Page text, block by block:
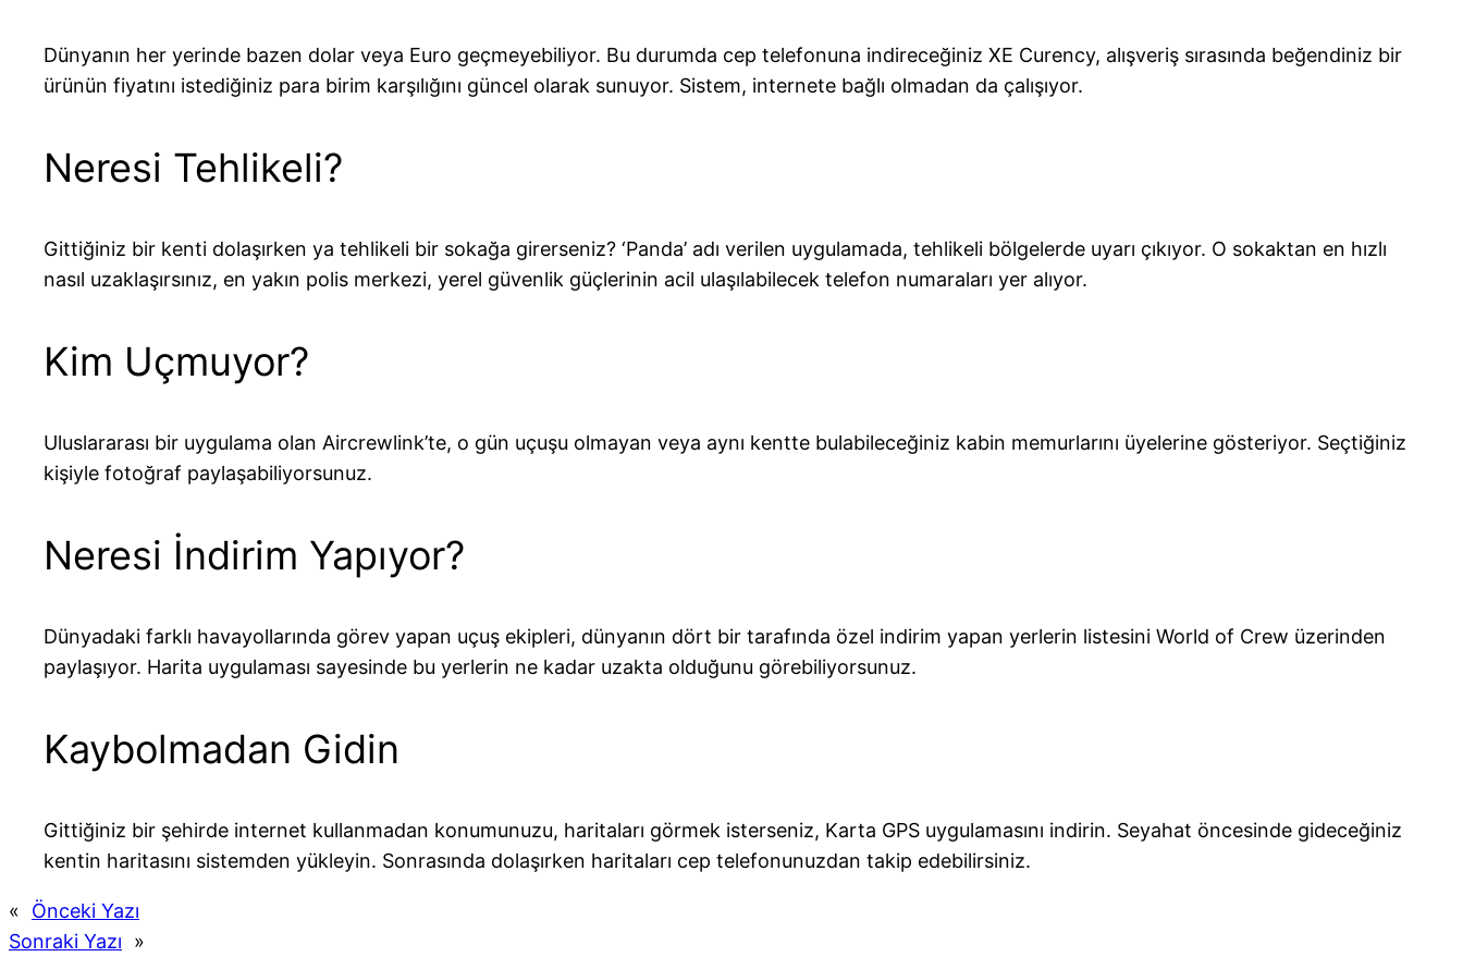
Dünyanın her yerinde bazen dolar veya Euro geçmeyebiliyor. Bu durumda cep telefonuna indireceğiniz XE Curency, alışveriş sırasında beğendiniz bir
ürünün fiyatını istediğiniz para birim karşılığını güncel olarak sunuyor. Sistem, internete bağlı olmadan da çalışıyor.
Neresi Tehlikeli?
Gittiğiniz bir kenti dolaşırken ya tehlikeli bir sokağa girerseniz? ‘Panda’ adı verilen uygulamada, tehlikeli bölgelerde uyarı çıkıyor. O sokaktan en hızlı
nasıl uzaklaşırsınız, en yakın polis merkezi, yerel güvenlik güçlerinin acil ulaşılabilecek telefon numaraları yer alıyor.
Kim Uçmuyor?
Uluslararası bir uygulama olan Aircrewlink’te, o gün uçuşu olmayan veya aynı kentte bulabileceğiniz kabin memurlarını üyelerine gösteriyor. Seçtiğiniz
kişiyle fotoğraf paylaşabiliyorsunuz.
Neresi İndirim Yapıyor?
Dünyadaki farklı havayollarında görev yapan uçuş ekipleri, dünyanın dört bir tarafında özel indirim yapan yerlerin listesini World of Crew üzerinden
paylaşıyor. Harita uygulaması sayesinde bu yerlerin ne kadar uzakta olduğunu görebiliyorsunuz.
Kaybolmadan Gidin
Gittiğiniz bir şehirde internet kullanmadan konumunuzu, haritaları görmek isterseniz, Karta GPS uygulamasını indirin. Seyahat öncesinde gideceğiniz
kentin haritasını sistemden yükleyin. Sonrasında dolaşırken haritaları cep telefonunuzdan takip edebilirsiniz.
«
Önceki Yazı
Sonraki Yazı
»